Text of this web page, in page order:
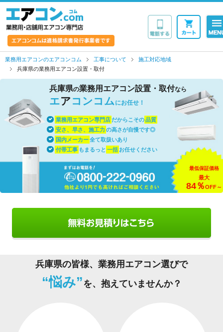
業務用エアコンのエアコンコム 工事について
施工対応地域
兵庫県の業務用エアコン設置・取付
兵庫県の業務用エアコン設置・取付なら
エアコンコム にお任せ！
業務用エアコン専門店だからこその品質
安さ、早さ、施工力 の高さが自慢です◎
国内メーカー全て取扱いあり
付帯工事 もまるっと 一括 お任せください
最低保証価格
最大
84％OFF～
兵庫県の皆様、業務用エアコン選びで
“悩み” を、抱えていませんか？